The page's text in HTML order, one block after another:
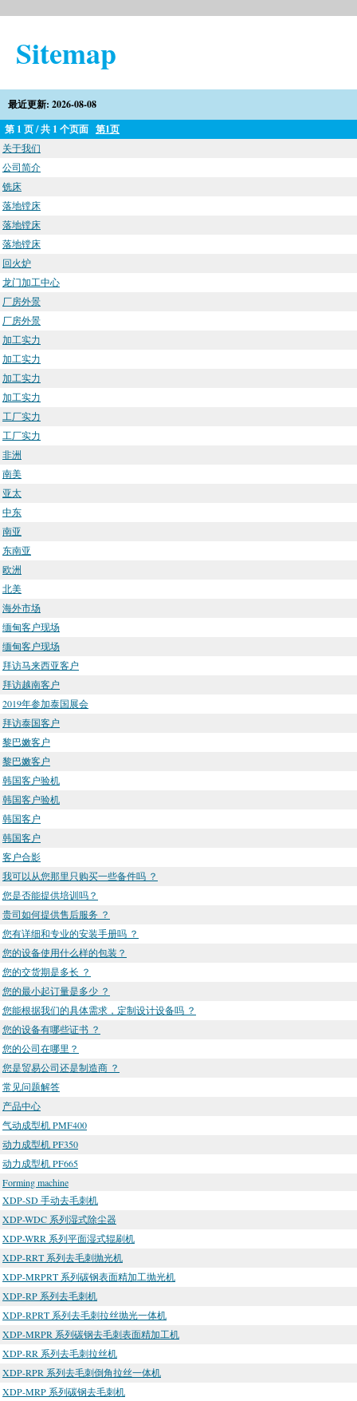
Sitemap
最近更新: 2026-08-08
第 1 页 / 共 1 个页面 第1页
关于我们
公司简介
铣床
落地镗床
落地镗床
落地镗床
回火炉
龙门加工中心
厂房外景
厂房外景
加工实力
加工实力
加工实力
加工实力
工厂实力
工厂实力
非洲
南美
亚太
中东
南亚
东南亚
欧洲
北美
海外市场
缅甸客户现场
缅甸客户现场
拜访马来西亚客户
拜访越南客户
2019年参加泰国展会
拜访泰国客户
黎巴嫩客户
黎巴嫩客户
韩国客户验机
韩国客户验机
韩国客户
韩国客户
客户合影
我可以从您那里只购买一些备件吗 ？
您是否能提供培训吗？
贵司如何提供售后服务 ？
您有详细和专业的安装手册吗 ？
您的设备使用什么样的包装？
您的交货期是多长 ？
您的最小起订量是多少 ？
您能根据我们的具体需求，定制设计设备吗 ？
您的设备有哪些证书 ？
您的公司在哪里？
您是贸易公司还是制造商 ？
常见问题解答
产品中心
气动成型机 PMF400
动力成型机 PF350
动力成型机 PF665
Forming machine
XDP-SD 手动去毛刺机
XDP-WDC 系列湿式除尘器
XDP-WRR 系列平面湿式辊刷机
XDP-RRT 系列去毛刺抛光机
XDP-MRPRT 系列碳钢表面精加工抛光机
XDP-RP 系列去毛刺机
XDP-RPRT 系列去毛刺拉丝抛光一体机
XDP-MRPR 系列碳钢去毛刺表面精加工机
XDP-RR 系列去毛刺拉丝机
XDP-RPR 系列去毛刺倒角拉丝一体机
XDP-MRP 系列碳钢去毛刺机